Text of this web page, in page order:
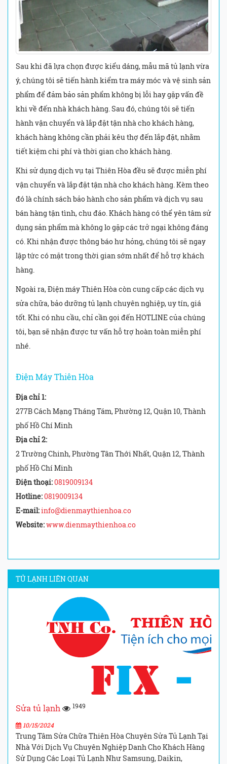
Sau khi đã lựa chọn được kiểu dáng, mẫu mã tủ lạnh vừa
ý, chúng tôi sẽ tiến hành kiểm tra máy móc và vệ sinh sản
phẩm để đảm bảo sản phẩm không bị lỗi hay gặp vấn đề
khi về đến nhà khách hàng. Sau đó, chúng tôi sẽ tiến
hành vận chuyển và lắp đặt tận nhà cho khách hàng,
khách hàng không cần phải kêu thợ đến lắp đặt, nhằm
tiết kiệm chi phí và thời gian cho khách hàng.
Khi sử dụng dịch vụ tại Thiên Hòa đều sẽ được miễn phí
vận chuyển và lắp đặt tận nhà cho khách hàng. Kèm theo
đó là chính sách bảo hành cho sản phẩm và dịch vụ sau
bán hàng tận tình, chu đáo. Khách hàng có thể yên tâm sử
dụng sản phẩm mà không lo gặp các trở ngại không đáng
có. Khi nhận được thông báo hư hỏng, chúng tôi sẽ ngay
lập tức có mặt trong thời gian sớm nhất để hỗ trợ khách
hàng.
Ngoài ra, Điện máy Thiên Hòa còn cung cấp các dịch vụ
sửa chữa, bảo dưỡng tủ lạnh chuyên nghiệp, uy tín, giá
tốt. Khi có nhu cầu, chỉ cần gọi đến HOTLINE của chúng
tôi, bạn sẽ nhận được tư vấn hỗ trợ hoàn toàn miễn phí
nhé.
Điện Máy Thiên Hòa
Địa chỉ 1:
277B Cách Mạng Tháng Tám, Phường 12, Quận 10, Thành
phố Hồ Chí Minh
Địa chỉ 2:
2 Trường Chinh, Phường Tân Thới Nhất, Quận 12, Thành
phố Hồ Chí Minh
Điện thoại:0819009134
Hotline:0819009134
E-mail:info@dienmaythienhoa.co
Website:www.dienmaythienhoa.co
TỦ LẠNH LIÊN QUAN
Sửa tủ lạnh 1949
10/15/2024
Trung Tâm Sửa Chữa Thiên Hòa Chuyên Sửa Tủ Lạnh Tại
Nhà Với Dịch Vụ Chuyên Nghiệp Danh Cho Khách Hàng
Sử Dụng Các Loại Tủ Lạnh Như Samsung, Daikin,